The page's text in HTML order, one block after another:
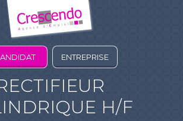
ENTREPRISE
H/F